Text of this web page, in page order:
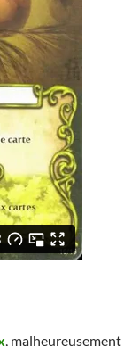
, malheureusement